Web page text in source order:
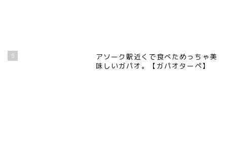
5
アソーク駅近くで食べためっちゃ美
味しいガパオ。【ガパオターペ】